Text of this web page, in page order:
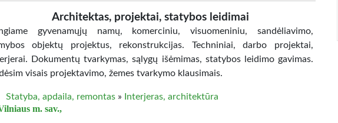
Architektas, projektai, statybos leidimai
gyvenamųjų namų, komerciniu, visuomeniniu, sandėliavimo,
objektų projektus, rekonstrukcijas. Techniniai, darbo projektai,
Dokumentų tvarkymas, sąlygų išėmimas, statybos leidimo gavimas.
visais projektavimo, žemes tvarkymo klausimais.
Statyba, apdaila, remontas»
Interjeras, architektūra
m. sav.,